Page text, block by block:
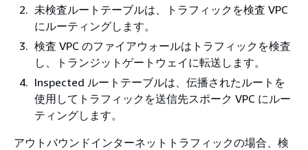
未検査ルートテーブルは、トラフィックを検査 VPC
にルーティングします。
検査 VPC のファイアウォールはトラフィックを検査
し、トランジットゲートウェイに転送します。
Inspected ルートテーブルは、伝播されたルートを
使用してトラフィックを送信先スポーク VPC にルー
ティングします。
アウトバウンドインターネットトラフィックの場合、検